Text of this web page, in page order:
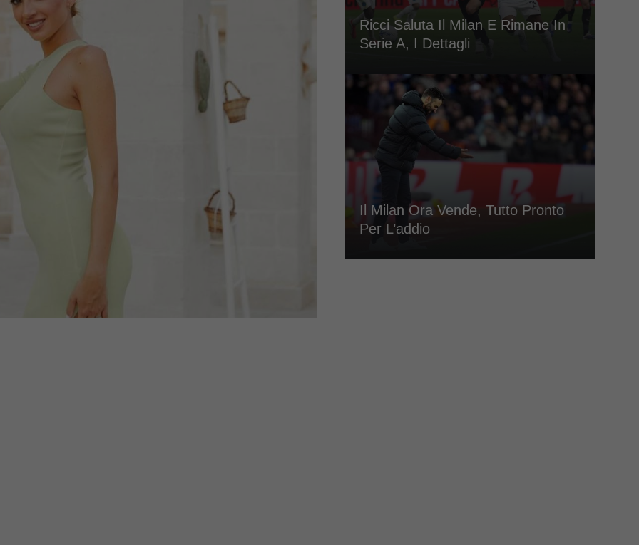
Ricci Saluta Il Milan E Rimane In
Serie A, I Dettagli
Il Milan Ora Vende, Tutto Pronto
Per L’addio